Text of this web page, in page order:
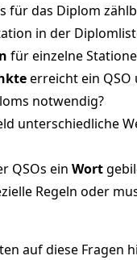
für das Diplom
in der
für einzelne
erreicht ein
notwendig?
unterschiedliche
QSOs ein Wort
Regeln oder
auf diese Fragen